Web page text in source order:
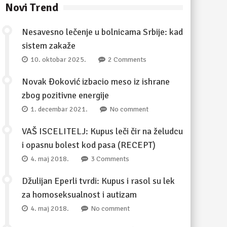
Novi Trend
Nesavesno lečenje u bolnicama Srbije: kad
sistem zakaže
10. oktobar 2025. 2 Comments
Novak Đoković izbacio meso iz ishrane
zbog pozitivne energije
1. decembar 2021. No comment
VAŠ ISCELITELJ: Kupus leči čir na želudcu
i opasnu bolest kod pasa (RECEPT)
4. maj 2018. 3 Comments
Džulijan Eperli tvrdi: Kupus i rasol su lek
za homoseksualnost i autizam
4. maj 2018. No comment